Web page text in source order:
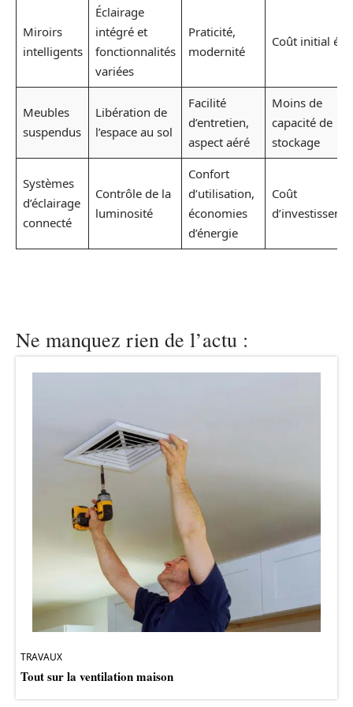
Miroirs
intelligents
Éclairage
intégré et
fonctionnalités
variées
Praticité,
modernité
Coût initial
Meubles
suspendus
Libération de
l’espace au sol
Facilité
d’entretien,
aspect aéré
Moins de
capacité de
stockage
Systèmes
d’éclairage
connecté
Contrôle de la
luminosité
Confort
d’utilisation,
économies
d’énergie
Coût
Ne manquez rien de l’actu :
TRAVAUX
Tout sur la ventilation maison